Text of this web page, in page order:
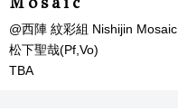
@西陣 紋彩組 Nishijin Mosaic
松下聖哉(Pf,Vo)
TBA